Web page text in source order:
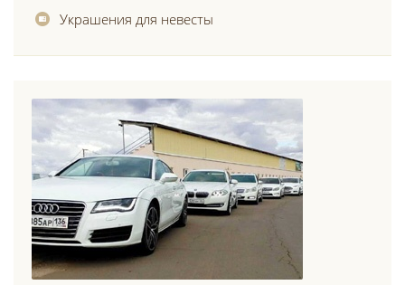
Украшения для невесты